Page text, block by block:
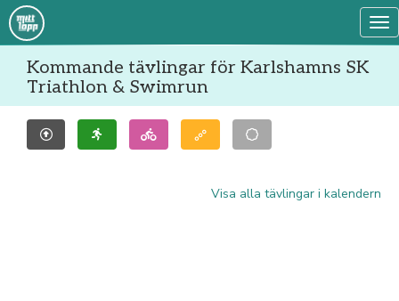
Kommande tävlingar för Karlshamns SK
Triathlon & Swimrun
Visa alla tävlingar i kalendern